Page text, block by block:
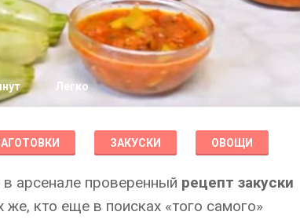
Легко
ЗАКУСКИ ОВОЩИ
арсенале проверенный рецепт закуски
кто еще в поисках «того самого»